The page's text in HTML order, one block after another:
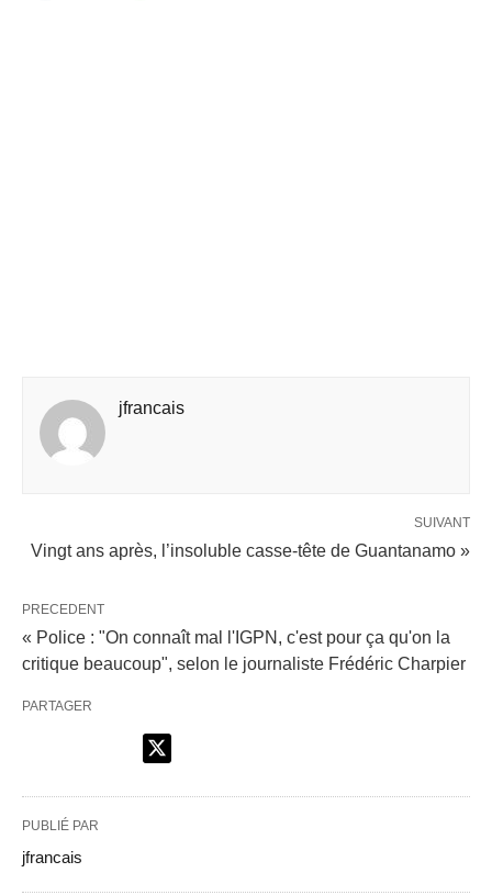
jfrancais
SUIVANT
Vingt ans après, l’insoluble casse-tête de Guantanamo »
PRECEDENT
« Police : "On connaît mal l'IGPN, c'est pour ça qu'on la
critique beaucoup", selon le journaliste Frédéric Charpier
PARTAGER
PUBLIÉ PAR
jfrancais